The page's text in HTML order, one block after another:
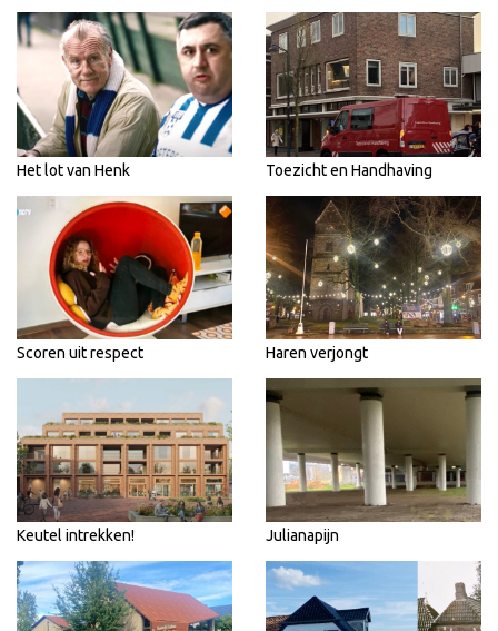
Het lot van Henk Toezicht en Handhaving
Scoren uit respect Haren verjongt
Keutel intrekken! Julianapijn